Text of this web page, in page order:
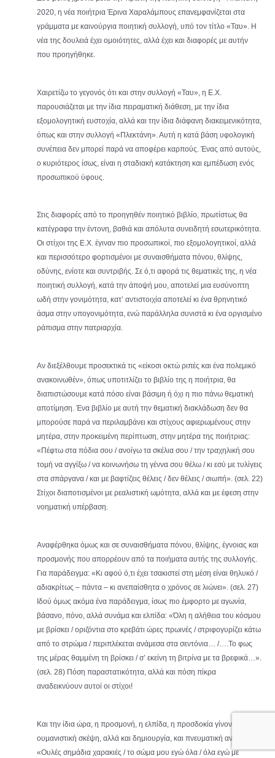
2020, η νέα ποιήτρια Έρινα Χαραλάμπους επανεμφανίζεται στα
γράμματα με καινούργια ποιητική συλλογή, υπό τον τίτλο «Ταυ». Η
νέα της δουλειά έχει ομοιότητες, αλλά έχει και διαφορές με αυτήν
που προηγήθηκε.
Χαιρετίζω το γεγονός ότι και στην συλλογή «Ταυ», η Ε.Χ.
παρουσιάζεται με την ίδια πειραματική διάθεση, με την ίδια
εξομολογητική ευστοχία, αλλά και την ίδια διάφανη διακειμενικότητα,
όπως και στην συλλογή «Πλεκτάνη». Αυτή η κατά βάση υφολογική
συνέπεια δεν μπορεί παρά να αποφέρει καρπούς. Ένας από αυτούς,
ο κυριότερος ίσως, είναι η σταδιακή κατάκτηση και εμπέδωση ενός
προσωπικού ύφους.
Στις διαφορές από το προηγηθέν ποιητικό βιβλίο, πρωτίστως θα
κατέγραφα την έντονη, βαθιά και απόλυτα συνειδητή εσωτερικότητα.
Οι στίχοι της Ε.Χ. έγιναν πιο προσωπικοί, πιο εξομολογητικοί, αλλά
και περισσότερο φορτισμένοι με συναισθήματα πόνου, θλίψης,
οδύνης, ενίοτε και συντριβής. Σε ό,τι αφορά τις θεματικές της, η νέα
ποιητική συλλογή, κατά την άποψή μου, αποτελεί μια ευσύνοπτη
ωδή στην γονιμότητα, κατ’ αντιστοιχία αποτελεί κι ένα θρηνητικό
άσμα στην υπογονιμότητα, ενώ παράλληλα συνιστά κι ένα οργισμένο
ράπισμα στην πατριαρχία.
Αν διεξέλθουμε προσεκτικά τις «είκοσι οκτώ ριπές και ένα πολεμικό
ανακοινωθέν», όπως υποτιτλίζει το βιβλίο της η ποιήτρια, θα
διαπιστώσουμε κατά πόσο είναι βάσιμη ή όχι η πιο πάνω θεματική
αποτίμηση. Ένα βιβλίο με αυτή την θεματική διακλάδωση δεν θα
μπορούσε παρά να περιλαμβάνει και στίχους αφιερωμένους στην
μητέρα, στην προκειμένη περίπτωση, στην μητέρα της ποιήτριας:
«Πέφτω στα πόδια σου / ανοίγω τα σκέλια σου / την τραχηλική σου
τομή να αγγίξω / να κοινωνήσω τη γέννα σου θέλω / κι εσύ με τυλίγεις
στα σπάργανα / και με βαφτίζεις θέλεις / δεν θέλεις / σιωπή». (σελ. 22)
Στίχοι διαποτισμένοι με ρεαλιστική ωμότητα, αλλά και με έφεση στην
νοηματική υπέρβαση.
Αναφέρθηκα όμως και σε συναισθήματα πόνου, θλίψης, έγνοιας και
προσμονής που απορρέουν από τα ποιήματα αυτής της συλλογής.
Για παράδειγμα: «Κι αφού ό,τι έχει τσακιστεί στη μέση είναι θηλυκό /
αδιακρίτως – πάντα – κι ανεπαίσθητα ο χρόνος σε λιώνει». (σελ. 27)
Ιδού όμως ακόμα ένα παράδειγμα, ίσως πιο έμφορτο με αγωνία,
βάσανο, πόνο, αλλά συνάμα και ελπίδα: «Όλη η αλήθεια του κόσμου
με βρίσκει / οριζόντια στο κρεβάτι ώρες πρωινές / στριφογυρίζει κάτω
από το στρώμα / περιπλέκεται ανάμεσα στα σεντόνια… /….Το φως
της μέρας θαμμένη τη βρίσκει / σ’ εκείνη τη βιτρίνα με τα βρεφικά…».
(σελ. 28) Πόση παραστατικότητα, αλλά και πόση πίκρα
αναδεικνύουν αυτοί οι στίχοι!
Και την ίδια ώρα, η προσμονή, η ελπίδα, η προσδοκία γίνονται βαθιά
ουμανιστική σκέψη, αλλά και δημιουργία, και πνευματική ανάταση:
«Ουλές σημάδια χαρακιές / το σώμα μου εγώ όλα / όλα εγώ με